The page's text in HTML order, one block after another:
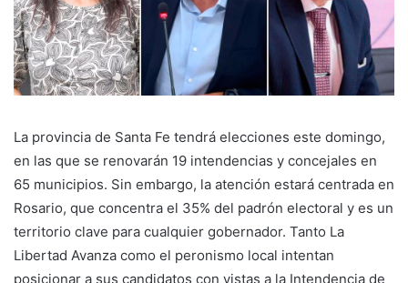
La provincia de Santa Fe tendrá elecciones este domingo,
en las que se renovarán 19 intendencias y concejales en
65 municipios. Sin embargo, la atención estará centrada en
Rosario, que concentra el 35% del padrón electoral y es un
territorio clave para cualquier gobernador. Tanto La
Libertad Avanza como el peronismo local intentan
posicionar a sus candidatos con vistas a la Intendencia de